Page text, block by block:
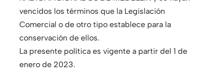
vencidos los términos que la Legislación
Comercial o de otro tipo establece para la
conservación de ellos.
La presente política es vigente a partir del 1 de
enero de 2023.